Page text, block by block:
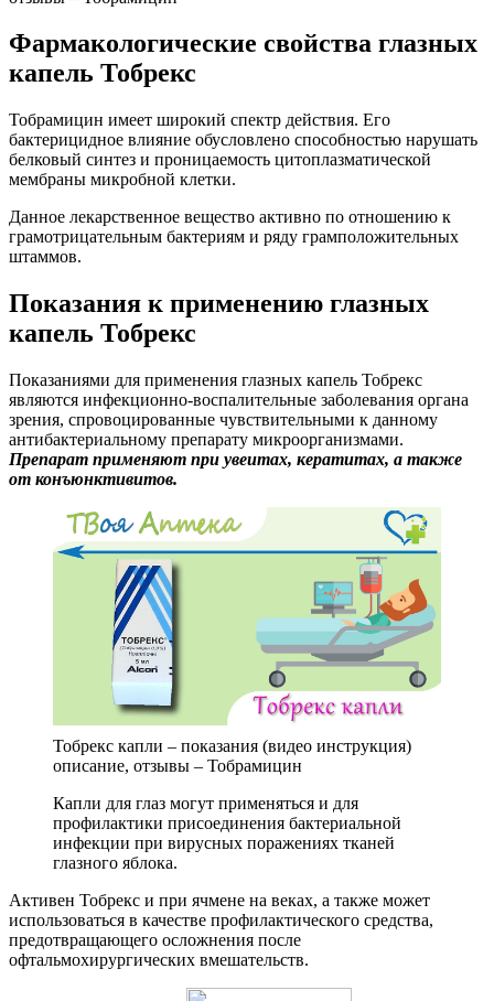
Фармакологические свойства глазных
капель Тобрекс
Тобрамицин имеет широкий спектр действия. Его
бактерицидное влияние обусловлено способностью нарушать
белковый синтез и проницаемость цитоплазматической
мембраны микробной клетки.
Данное лекарственное вещество активно по отношению к
грамотрицательным бактериям и ряду грамположительных
штаммов.
Показания к применению глазных
капель Тобрекс
Показаниями для применения глазных капель Тобрекс
являются инфекционно-воспалительные заболевания органа
зрения, спровоцированные чувствительными к данному
антибактериальному препарату микроорганизмами.
Препарат применяют при увеитах, кератитах, а также
от конъюнктивитов.
Тобрекс капли – показания (видео инструкция)
описание, отзывы – Тобрамицин
Капли для глаз могут применяться и для
профилактики присоединения бактериальной
инфекции при вирусных поражениях тканей
глазного яблока.
Активен Тобрекс и при ячмене на веках, а также может
использоваться в качестве профилактического средства,
предотвращающего осложнения после
офтальмохирургических вмешательств.